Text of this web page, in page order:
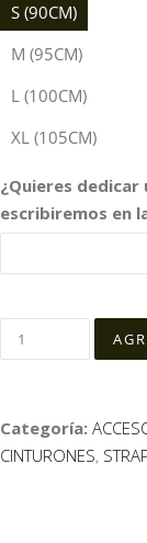
S (90CM)
M (95CM)
L (100CM)
XL (105CM)
¿Quieres dedicar
escribiremos en
Categoría:
CINTURONES,